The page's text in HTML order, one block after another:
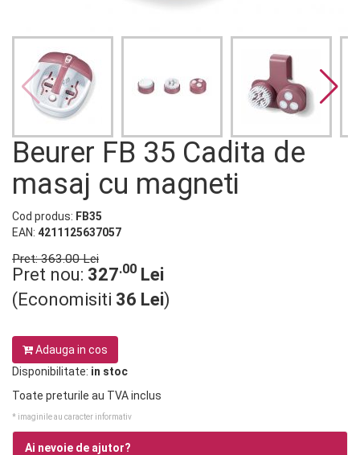
Beurer FB 35 Cadita de
masaj cu magneti
Cod produs: FB35
EAN: 4211125637057
Pret: 363.00 Lei
Pret nou: 327.00 Lei
(Economisiti 36 Lei)
Adauga in cos
Disponibilitate: in stoc
Toate preturile au TVA inclus
* imaginile au caracter informativ
Ai nevoie de ajutor?